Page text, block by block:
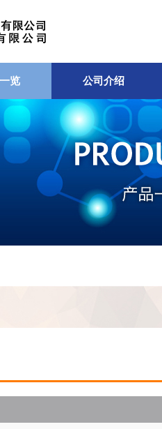
览 公司介绍